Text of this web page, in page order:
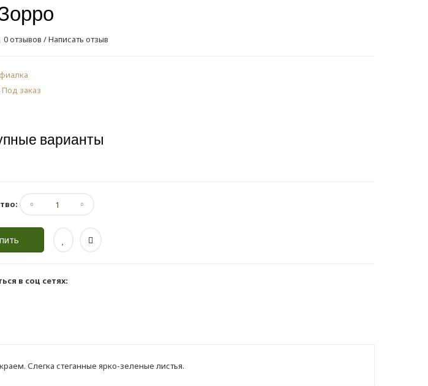
0 отзывов /Написать отзыв
Под заказ
варианты
в соц сетях:
Слегка стеганные ярко-зеленые листья.